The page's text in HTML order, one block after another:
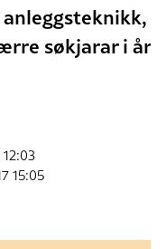
søkjarar i år
12:03
15:05